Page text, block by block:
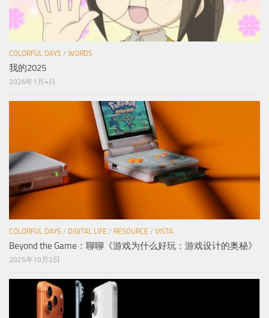
COLORFUL DAYS / WORDS
我的2025
2026年1月4日
COLORFUL DAYS / DIGITAL LIFE / RESOURCE / VISTA
Beyond the Game：聊聊《游戏为什么好玩：游戏设计的奥秘》
2025年10月2日